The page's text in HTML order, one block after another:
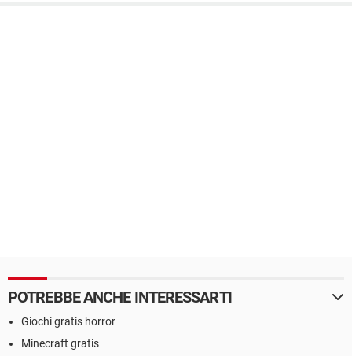
POTREBBE ANCHE INTERESSARTI
Giochi gratis horror
Minecraft gratis